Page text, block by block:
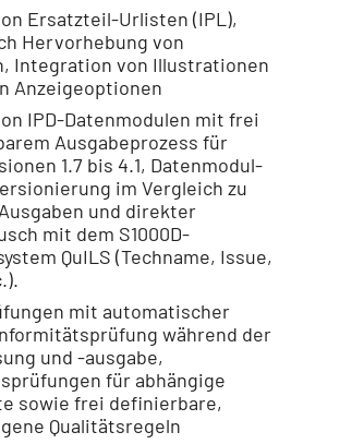
Ersatzteil-Urlisten (IPL),
Hervorhebung von
Integration von Illustrationen
Anzeigeoptionen
IPD-Datenmodulen mit frei
Ausgabeprozess für
1.7 bis 4.1, Datenmodul-
im Vergleich zu
und direkter
mit dem S1000D-
QuILS (Techname, Issue,
mit automatischer
während der
und -ausgabe,
für abhängige
sowie frei definierbare,
Qualitätsregeln